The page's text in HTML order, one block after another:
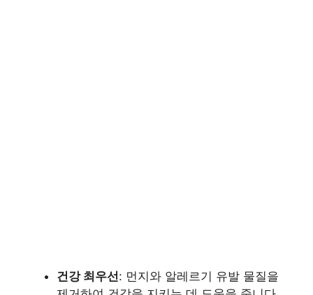
건강 최우선: 먼지와 알레르기 유발 물질을